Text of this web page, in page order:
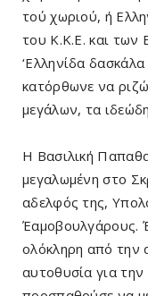
τού χωριού, ή
του Κ.Κ.Ε. και των
‘Ελληνίδα
κατόρθωνε να
μεγάλων, τα
Η Βασιλική
μεγαλωμένη στο
αδελφός της,
Έαμοβουλγάρους.
ολόκληρη από την
αυτοθυσία για